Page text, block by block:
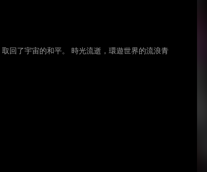
回了宇宙的和平。 時光流逝，環遊世界的流浪青